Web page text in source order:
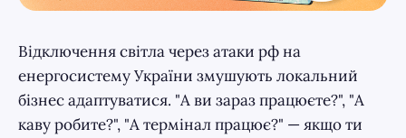
Відключення світла через атаки рф на
енергосистему України змушують локальний
бізнес адаптуватися. "А ви зараз працюєте?", "А
каву робите?", "А термінал працює?" — якщо ти